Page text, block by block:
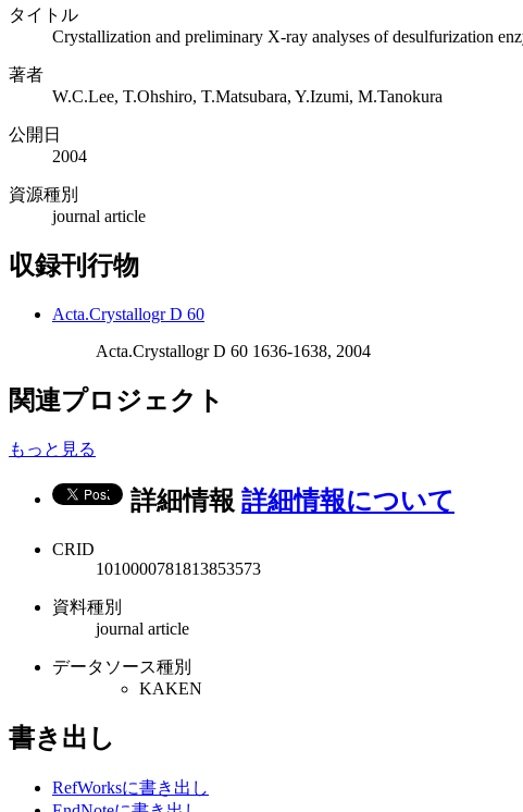
タイトル
Crystallization and preliminary X-ray analyses of desulfurization
著者
W.C.Lee, T.Ohshiro, T.Matsubara, Y.Izumi, M.Tanokura
公開日
2004
資源種別
journal article
収録刊行物
Acta.Crystallogr D 60
Acta.Crystallogr D 60 1636-1638, 2004
関連プロジェクト
もっと見る
詳細情報 詳細情報について
CRID
1010000781813853573
資料種別
journal article
データソース種別
KAKEN
書き出し
RefWorksに書き出し